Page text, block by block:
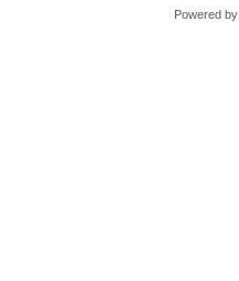
Powered by